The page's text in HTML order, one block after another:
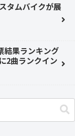
タムバイクが展
結果ランキング
2曲ランクイン